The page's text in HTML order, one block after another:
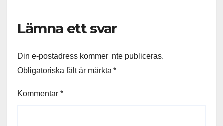
Lämna ett svar
Din e-postadress kommer inte publiceras.
Obligatoriska fält är märkta *
Kommentar *